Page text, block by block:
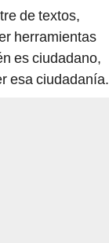
de textos,
herramientas
es ciudadano,
esa ciudadanía.